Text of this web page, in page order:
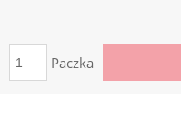
Paczka